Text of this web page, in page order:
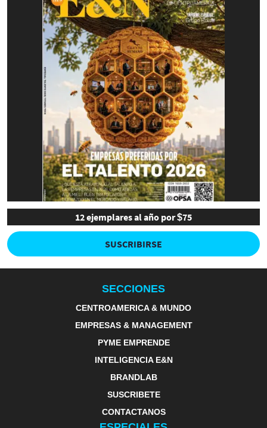
12 ejemplares al año por $75
SUSCRIBIRSE
SECCIONES
CENTROAMERICA & MUNDO
EMPRESAS & MANAGEMENT
PYME EMPRENDE
INTELIGENCIA E&N
BRANDLAB
SUSCRIBETE
CONTACTANOS